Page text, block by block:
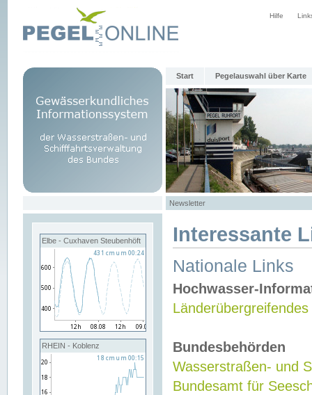
Hilfe
Start Pegelauswahl über Karte
Newsletter
Elbe - Cuxhaven Steubenhöft
RHEIN - Koblenz
Interessante
Nationale Links
Hochwasser-
Bundesbehörden
Wasserstraßen- und
Bundesamt für